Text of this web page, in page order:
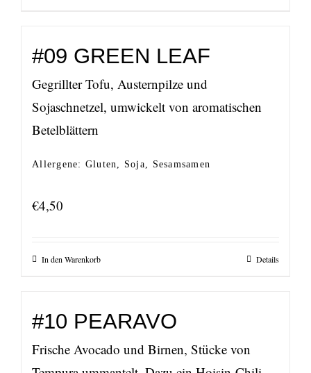
#09 GREEN LEAF
Gegrillter Tofu, Austernpilze und
Sojaschnetzel, umwickelt von aromatischen
Betelblättern
Allergene: Gluten, Soja, Sesamsamen
€4,50
In den Warenkorb Details
#10 PEARAVO
Frische Avocado und Birnen, Stücke von